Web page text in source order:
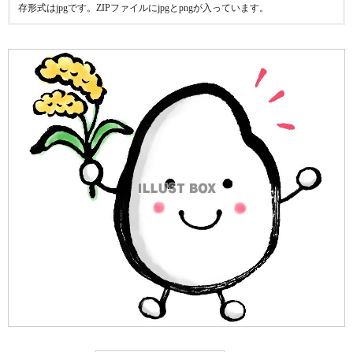
存形式はjpgです。ZIPファイルにjpgとpngが入っています。